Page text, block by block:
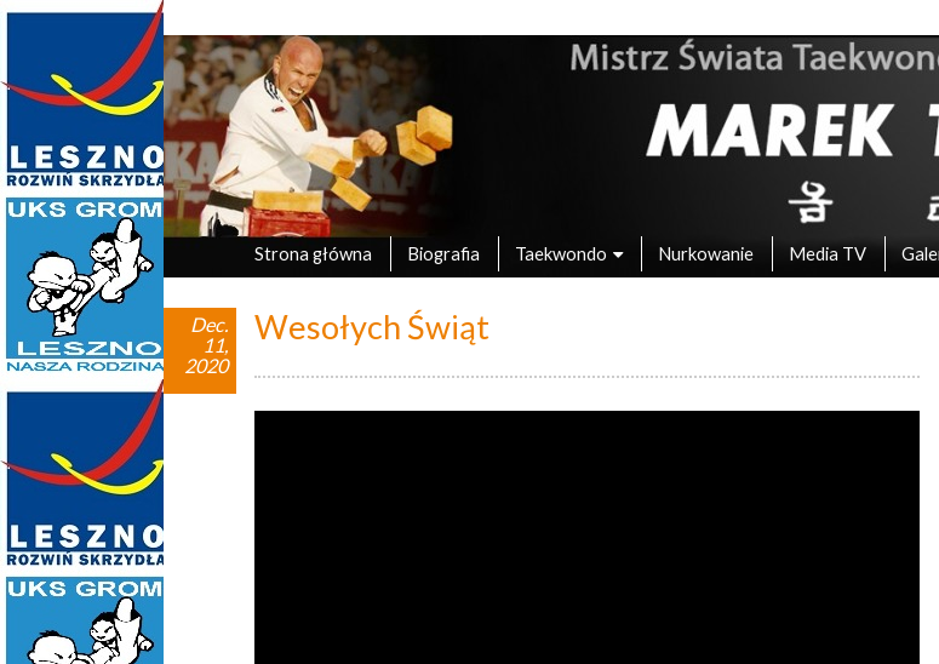
Marek Tyczyński – Mistrz Świata w
oficjalna strona UKS Grom Leszno
Strona główna Biografia Taekwondo Nurkowanie Media TV
Wesołych Świąt
Dec.
11,
2020